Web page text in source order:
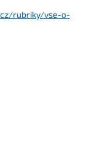
rubriky/vse-o-